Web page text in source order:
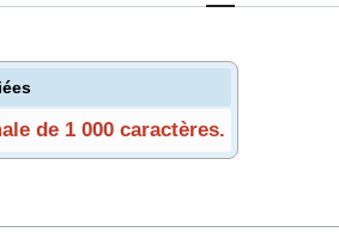
de 1 000 caractères.